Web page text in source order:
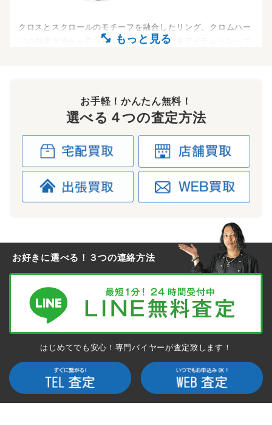
クロスとスクロールのモチーフを融合したリング。クロムハー
ツの創業当時から存在している定番中の定番アイテムとなって
釘が指に巻き付くような斬新なデザインのリング。従来のクロ
ムハーツリングとは違った印象を与えるデザインとなってお
り、注目度の高いアイテムです。芸能人の着用され買取相場も
「番人」を表す重厚感抜群のリング。クロムハーツとしてもフ
ァンとしても大変愛着深い、クロムハーツの長い歴史と共に愛
され続けている定番人気モデルのため、新品・中古問わずに高
い買取が狙えます。
～176,000円買取
お手軽！かんたん無料！
選べる４つの査定方法
お好きに選べる！３つの連絡方法
はじめてでも安心！専門バイヤーが査定致します！